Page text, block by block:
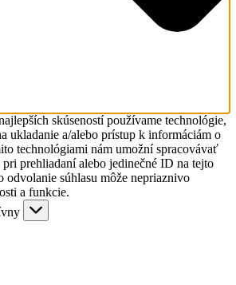
skúseností používame technológie,
ukladanie a/alebo prístup k informáciám o
technológiami nám umožní spracovávať
pri prehliadaní alebo jedinečné ID na tejto
odvolanie súhlasu môže nepriaznivo
a funkcie.